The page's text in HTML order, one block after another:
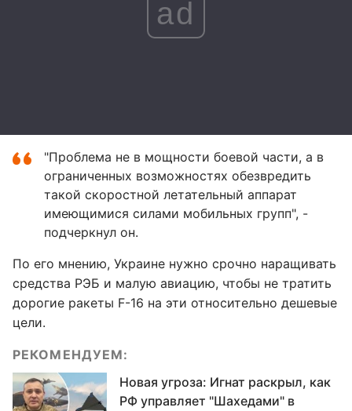
ad
"Проблема не в мощности боевой части, а в
ограниченных возможностях обезвредить
такой скоростной летательный аппарат
имеющимися силами мобильных групп", -
подчеркнул он.
По его мнению, Украине нужно срочно наращивать
средства РЭБ и малую авиацию, чтобы не тратить
дорогие ракеты F-16 на эти относительно дешевые
цели.
РЕКОМЕНДУЕМ:
Новая угроза: Игнат раскрыл, как
РФ управляет "Шахедами" в